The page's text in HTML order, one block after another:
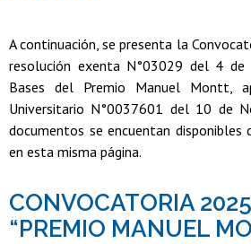
A continuación, se presenta la
resolución exenta N°03029 del 4 de
Bases del Premio Manuel Montt,
Universitario N°0037601 del 10 de
documentos se encuentan disponibles
en esta misma página.
CONVOCATORIA
“PREMIO MANUEL